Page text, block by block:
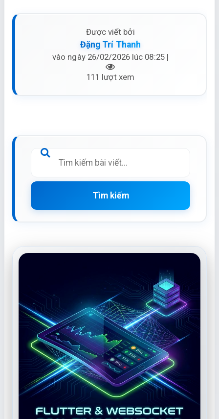
Được viết bởi
Đặng Trí Thanh
vào ngày 26/02/2026 lúc 08:25 |
111 lượt xem
Tìm kiếm